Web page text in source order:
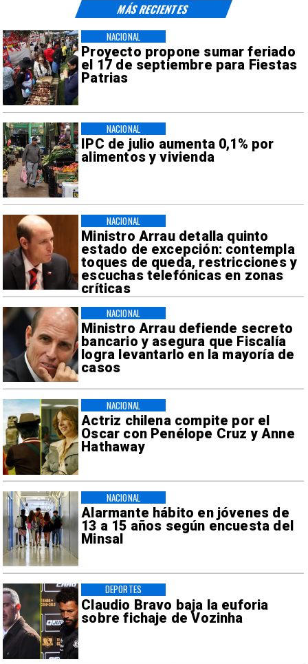
Proyecto propone sumar feriado
el 17 de septiembre para Fiestas
Patrias
NACIONAL
IPC de julio aumenta 0,1% por
alimentos y vivienda
NACIONAL
Ministro Arrau detalla quinto
estado de excepción: contempla
toques de queda, restricciones y
escuchas telefónicas en zonas
críticas
NACIONAL
Ministro Arrau defiende secreto
bancario y asegura que Fiscalía
logra levantarlo en la mayoría de
casos
NACIONAL
Actriz chilena compite por el
Oscar con Penélope Cruz y Anne
Hathaway
NACIONAL
Alarmante hábito en jóvenes de
13 a 15 años según encuesta del
Minsal
NACIONAL
Claudio Bravo baja la euforia
sobre fichaje de Vozinha
DEPORTES
MÁS RECIENTES